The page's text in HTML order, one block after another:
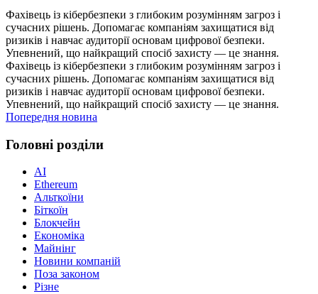
Фахівець із кібербезпеки з глибоким розумінням загроз і
сучасних рішень. Допомагає компаніям захищатися від
ризиків і навчає аудиторії основам цифрової безпеки.
Упевнений, що найкращий спосіб захисту — це знання.
Фахівець із кібербезпеки з глибоким розумінням загроз і
сучасних рішень. Допомагає компаніям захищатися від
ризиків і навчає аудиторії основам цифрової безпеки.
Упевнений, що найкращий спосіб захисту — це знання.
Попередня новина
Головні розділи
AI
Ethereum
Альткоїни
Біткоїн
Блокчейн
Економіка
Майнінг
Новини компаній
Поза законом
Різне